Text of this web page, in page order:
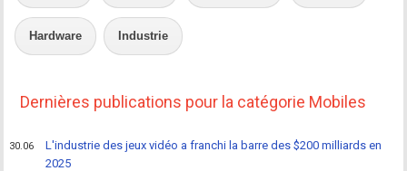
Hardware Industrie
Dernières publications pour la catégorie Mobiles
30.06
L'industrie des jeux vidéo a franchi la barre des $200 milliards en
2025